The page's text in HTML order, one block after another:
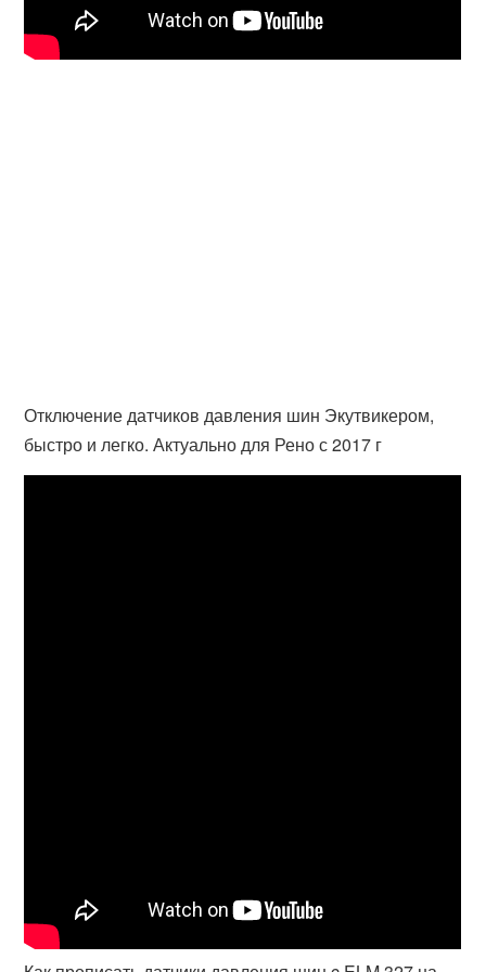
Отключение датчиков давления шин Экутвикером,
быстро и легко. Актуально для Рено с 2017 г